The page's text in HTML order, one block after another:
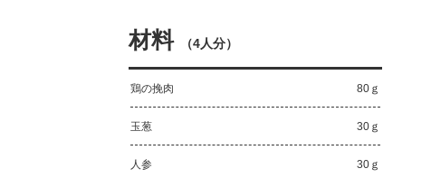
材料 （4人分）
鶏の挽肉 80ｇ
玉葱 30ｇ
人参 30ｇ